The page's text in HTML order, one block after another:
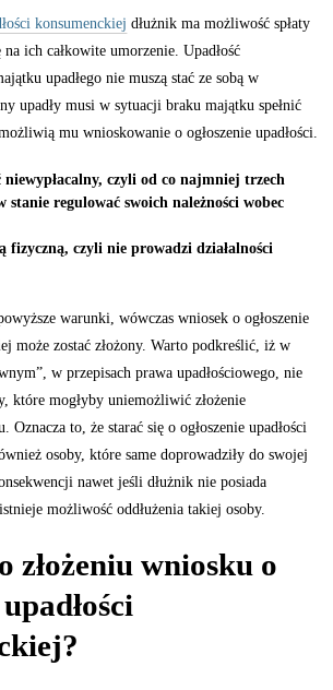
konsumenckiej dłużnik ma możliwość spłaty
na ich całkowite umorzenie. Upadłość
upadłego nie muszą stać ze sobą w
upadły musi w sytuacji braku majątku spełnić
mu wnioskowanie o ogłoszenie upadłości.
niewypłacalny, czyli od co najmniej trzech
stanie regulować swoich należności wobec
fizyczną, czyli nie prowadzi działalności
warunki, wówczas wniosek o ogłoszenie
może zostać złożony. Warto podkreślić, iż w
w przepisach prawa upadłościowego, nie
które mogłyby uniemożliwić złożenie
Oznacza to, że starać się o ogłoszenie upadłości
osoby, które same doprowadziły do swojej
nawet jeśli dłużnik nie posiada
możliwość oddłużenia takiej osoby.
złożeniu wniosku o